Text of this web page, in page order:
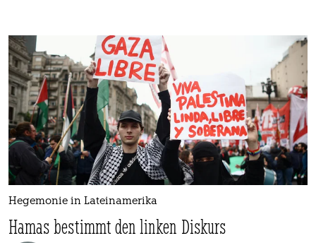
Hegemonie in Lateinamerika
Hamas bestimmt den linken Diskurs